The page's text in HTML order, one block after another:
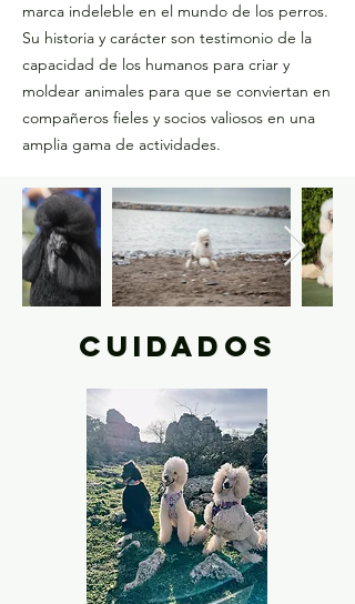
marca indeleble en el mundo de los perros.
Su historia y carácter son testimonio de la
capacidad de los humanos para criar y
moldear animales para que se conviertan en
compañeros fieles y socios valiosos en una
amplia gama de actividades.
Cuidados